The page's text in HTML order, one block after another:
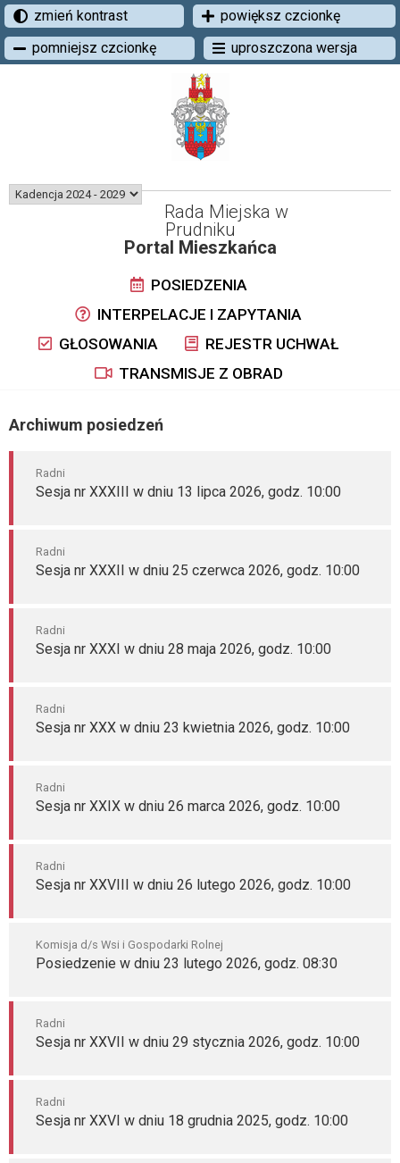
zmień kontrast
powiększ czcionkę
pomniejsz czcionkę
uproszczona wersja
Rada Miejska w
Prudniku
Portal Mieszkańca
POSIEDZENIA
INTERPELACJE I ZAPYTANIA
GŁOSOWANIA
REJESTR UCHWAŁ
TRANSMISJE Z OBRAD
Archiwum posiedzeń
Radni
Sesja nr XXXIII w dniu 13 lipca 2026, godz. 10:00
Radni
Sesja nr XXXII w dniu 25 czerwca 2026, godz. 10:00
Radni
Sesja nr XXXI w dniu 28 maja 2026, godz. 10:00
Radni
Sesja nr XXX w dniu 23 kwietnia 2026, godz. 10:00
Radni
Sesja nr XXIX w dniu 26 marca 2026, godz. 10:00
Radni
Sesja nr XXVIII w dniu 26 lutego 2026, godz. 10:00
Komisja d/s Wsi i Gospodarki Rolnej
Posiedzenie w dniu 23 lutego 2026, godz. 08:30
Radni
Sesja nr XXVII w dniu 29 stycznia 2026, godz. 10:00
Radni
Sesja nr XXVI w dniu 18 grudnia 2025, godz. 10:00